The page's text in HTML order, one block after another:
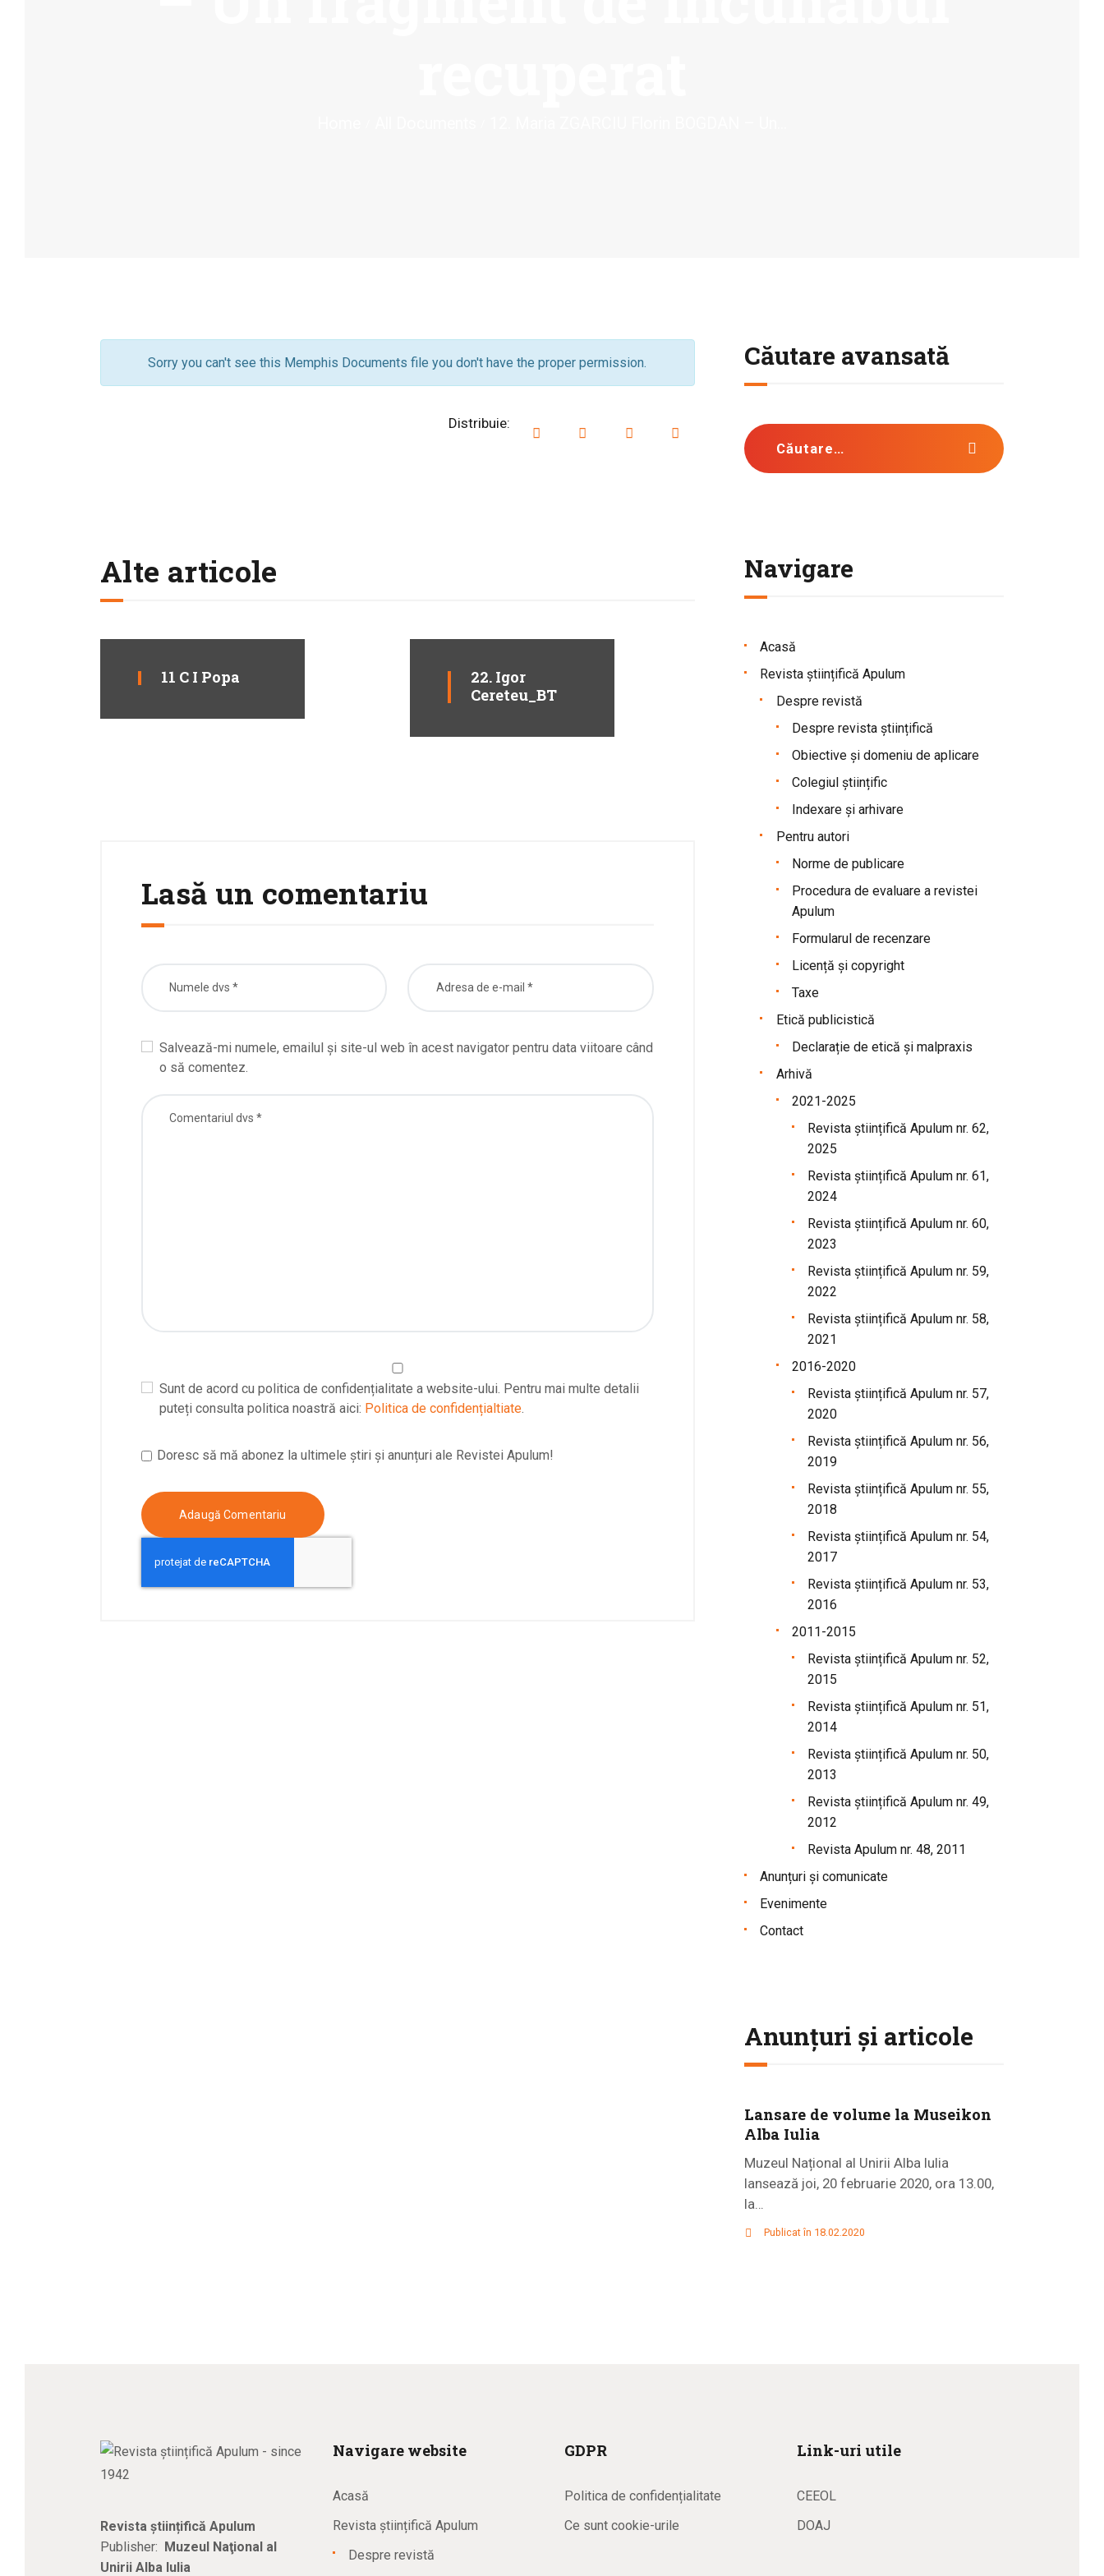
Sorry you can't see this Memphis Documents file you don't have the proper permission.
Distribuie:
Alte articole
11 C I Popa
22. Igor
Cereteu_BT
Lasă un comentariu
Salvează-mi numele, emailul și site-ul web în acest navigator pentru data viitoare când
o să comentez.
Sunt de acord cu politica de confidențialitate a website-ului. Pentru mai multe detalii
puteți consulta politica noastră aici: Politica de confidențialtiate
Doresc să mă abonez la ultimele știri și anunțuri ale Revistei Apulum!
Căutare avansată
Caută după:
Navigare
Acasă
Revista științifică Apulum
Despre revistă
Despre revista științifică
Obiective și domeniu de aplicare
Colegiul științific
Indexare și arhivare
Pentru autori
Norme de publicare
Procedura de evaluare a revistei
Apulum
Formularul de recenzare
Licență și copyright
Taxe
Etică publicistică
Declarație de etică și malpraxis
Arhivă
2021-2025
Revista științifică Apulum nr. 62,
2025
Revista științifică Apulum nr. 61,
2024
Revista științifică Apulum nr. 60,
2023
Revista științifică Apulum nr. 59,
2022
Revista științifică Apulum nr. 58,
2021
2016-2020
Revista științifică Apulum nr. 57,
2020
Revista științifică Apulum nr. 56,
2019
Revista științifică Apulum nr. 55,
2018
Revista științifică Apulum nr. 54,
2017
Revista științifică Apulum nr. 53,
2016
2011-2015
Revista științifică Apulum nr. 52,
2015
Revista științifică Apulum nr. 51,
2014
Revista științifică Apulum nr. 50,
2013
Revista științifică Apulum nr. 49,
2012
Revista Apulum nr. 48, 2011
Anunțuri și comunicate
Evenimente
Contact
Anunțuri și articole
Lansare de volume la Museikon
Alba Iulia
Muzeul Național al Unirii Alba Iulia
lansează joi, 20 februarie 2020, ora 13.00,
la…
Publicat în 18.02.2020
Revista științifică Apulum
Publisher:
Muzeul Naţional al
Unirii Alba Iulia
Navigare website
Acasă
Revista științifică Apulum
Despre revistă
GDPR
Politica de confidențialitate
Ce sunt cookie-urile
Link-uri utile
CEEOL
DOAJ